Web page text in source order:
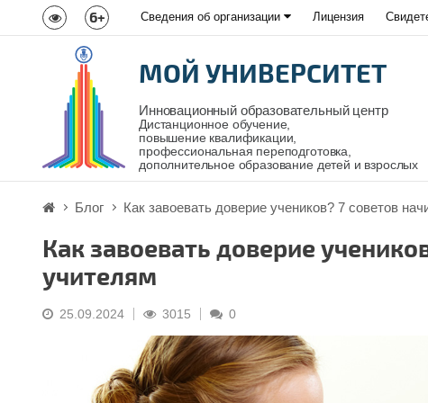
6+ Сведения об организации Лицензия
МОЙ УНИВЕРСИТЕТ
Инновационный образовательный центр
Дистанционное обучение,
повышение квалификации,
профессиональная переподготовка,
дополнительное образование детей и взрослых
Блог Как завоевать доверие учеников? 7 советов
Как завоевать доверие
учителям
25.09.2024 3015 0